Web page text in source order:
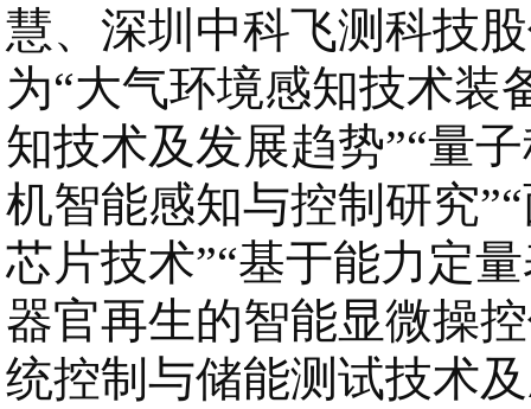
慧、深圳中科飞测科技
为“大气环境感知技术装
知技术及发展趋势”“量
机智能感知与控制研究
芯片技术”“基于能力定
器官再生的智能显微操
统控制与储能测试技术